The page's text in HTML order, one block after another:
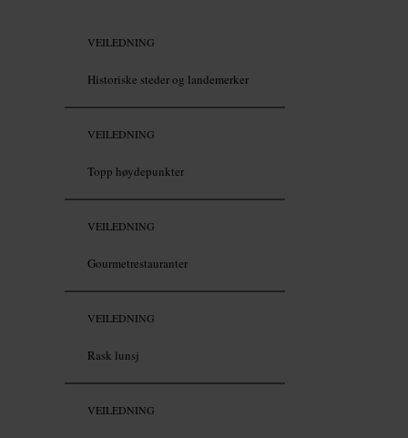
VEILEDNING
Historiske steder og landemerker
VEILEDNING
Topp høydepunkter
VEILEDNING
Gourmetrestauranter
VEILEDNING
Rask lunsj
VEILEDNING